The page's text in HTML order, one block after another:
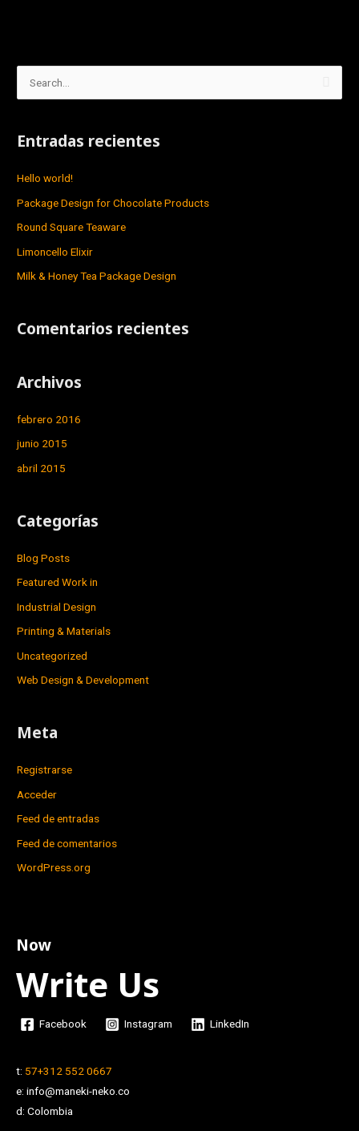
c
a
r
:
Entradas recientes
Hello world!
Package Design for Chocolate Products
Round Square Teaware
Limoncello Elixir
Milk & Honey Tea Package Design
Comentarios recientes
Archivos
febrero 2016
junio 2015
abril 2015
Categorías
Blog Posts
Featured Work in
Industrial Design
Printing & Materials
Uncategorized
Web Design & Development
Meta
Registrarse
Acceder
Feed de entradas
Feed de comentarios
WordPress.org
Now
Write Us
Facebook Instagram LinkedIn
t: 57+312 552 0667
e: info@maneki-neko.co
d: Colombia